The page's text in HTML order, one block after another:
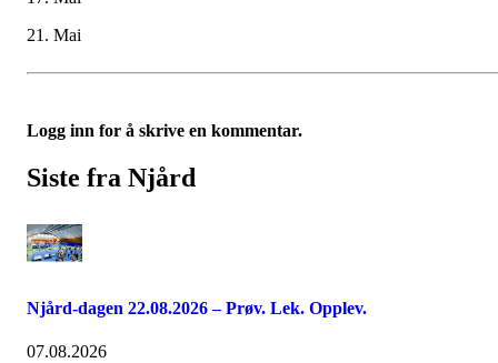
21. Mai
Logg inn for å skrive en kommentar.
Siste fra Njård
Njård-dagen 22.08.2026 – Prøv. Lek. Opplev.
07.08.2026